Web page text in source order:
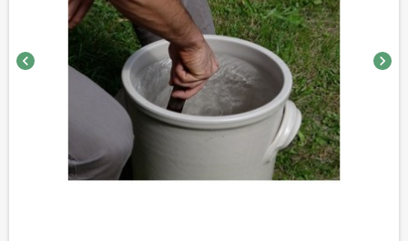
chevron_left chevron_right